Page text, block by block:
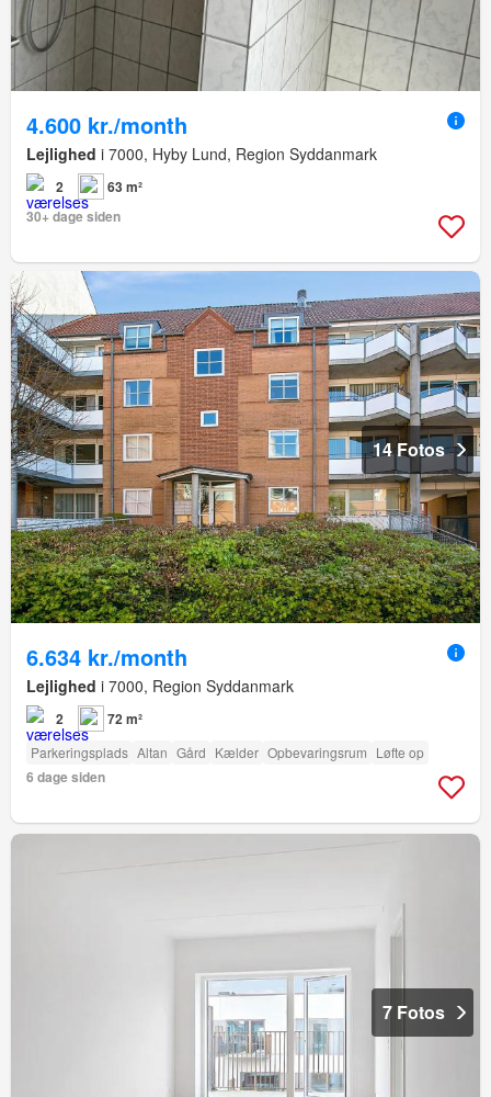
4.600 kr./month
Lejlighed i 7000, Hyby Lund, Region Syddanmark
2
63 m²
30+ dage siden
14 Fotos
6.634 kr./month
Lejlighed i 7000, Region Syddanmark
2 72 m²
Parkeringsplads Altan Gård Kælder Opbevaringsrum Løfte op
6 dage siden
7 Fotos